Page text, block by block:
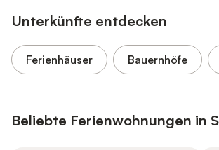
Unterkünfte entdecken
Ferienhäuser Bauernhöfe
Beliebte Ferienwohnungen in